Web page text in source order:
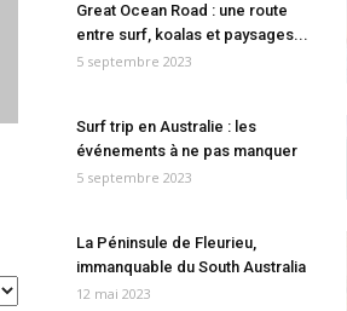
Great Ocean Road : une route
entre surf, koalas et paysages...
5 septembre 2023
Surf trip en Australie : les
événements à ne pas manquer
5 septembre 2023
La Péninsule de Fleurieu,
immanquable du South Australia
12 mai 2023